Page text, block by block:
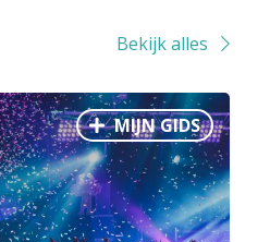
Bekijk alles
MIJN GIDS